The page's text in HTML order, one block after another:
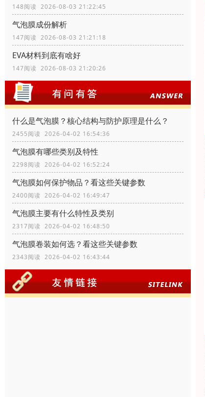
148阅读 2026-08-03 21:22:45
气泡膜成份解析
147阅读 2026-08-03 21:21:18
EVA材料到底有啥好
147阅读 2026-08-03 21:20:26
什么是气泡膜？核心结构与防护原理是什么？
2455阅读 2026-04-02 16:54:36
气泡膜有哪些类别及特性
2298阅读 2026-04-02 16:52:24
气泡膜如何保护物品？看这些关键参数
2400阅读 2026-04-02 16:49:47
气泡膜主要有什么特性及类别
2317阅读 2026-04-02 16:48:50
气泡膜卷装如何选？看这些关键参数
2343阅读 2026-04-02 16:43:44